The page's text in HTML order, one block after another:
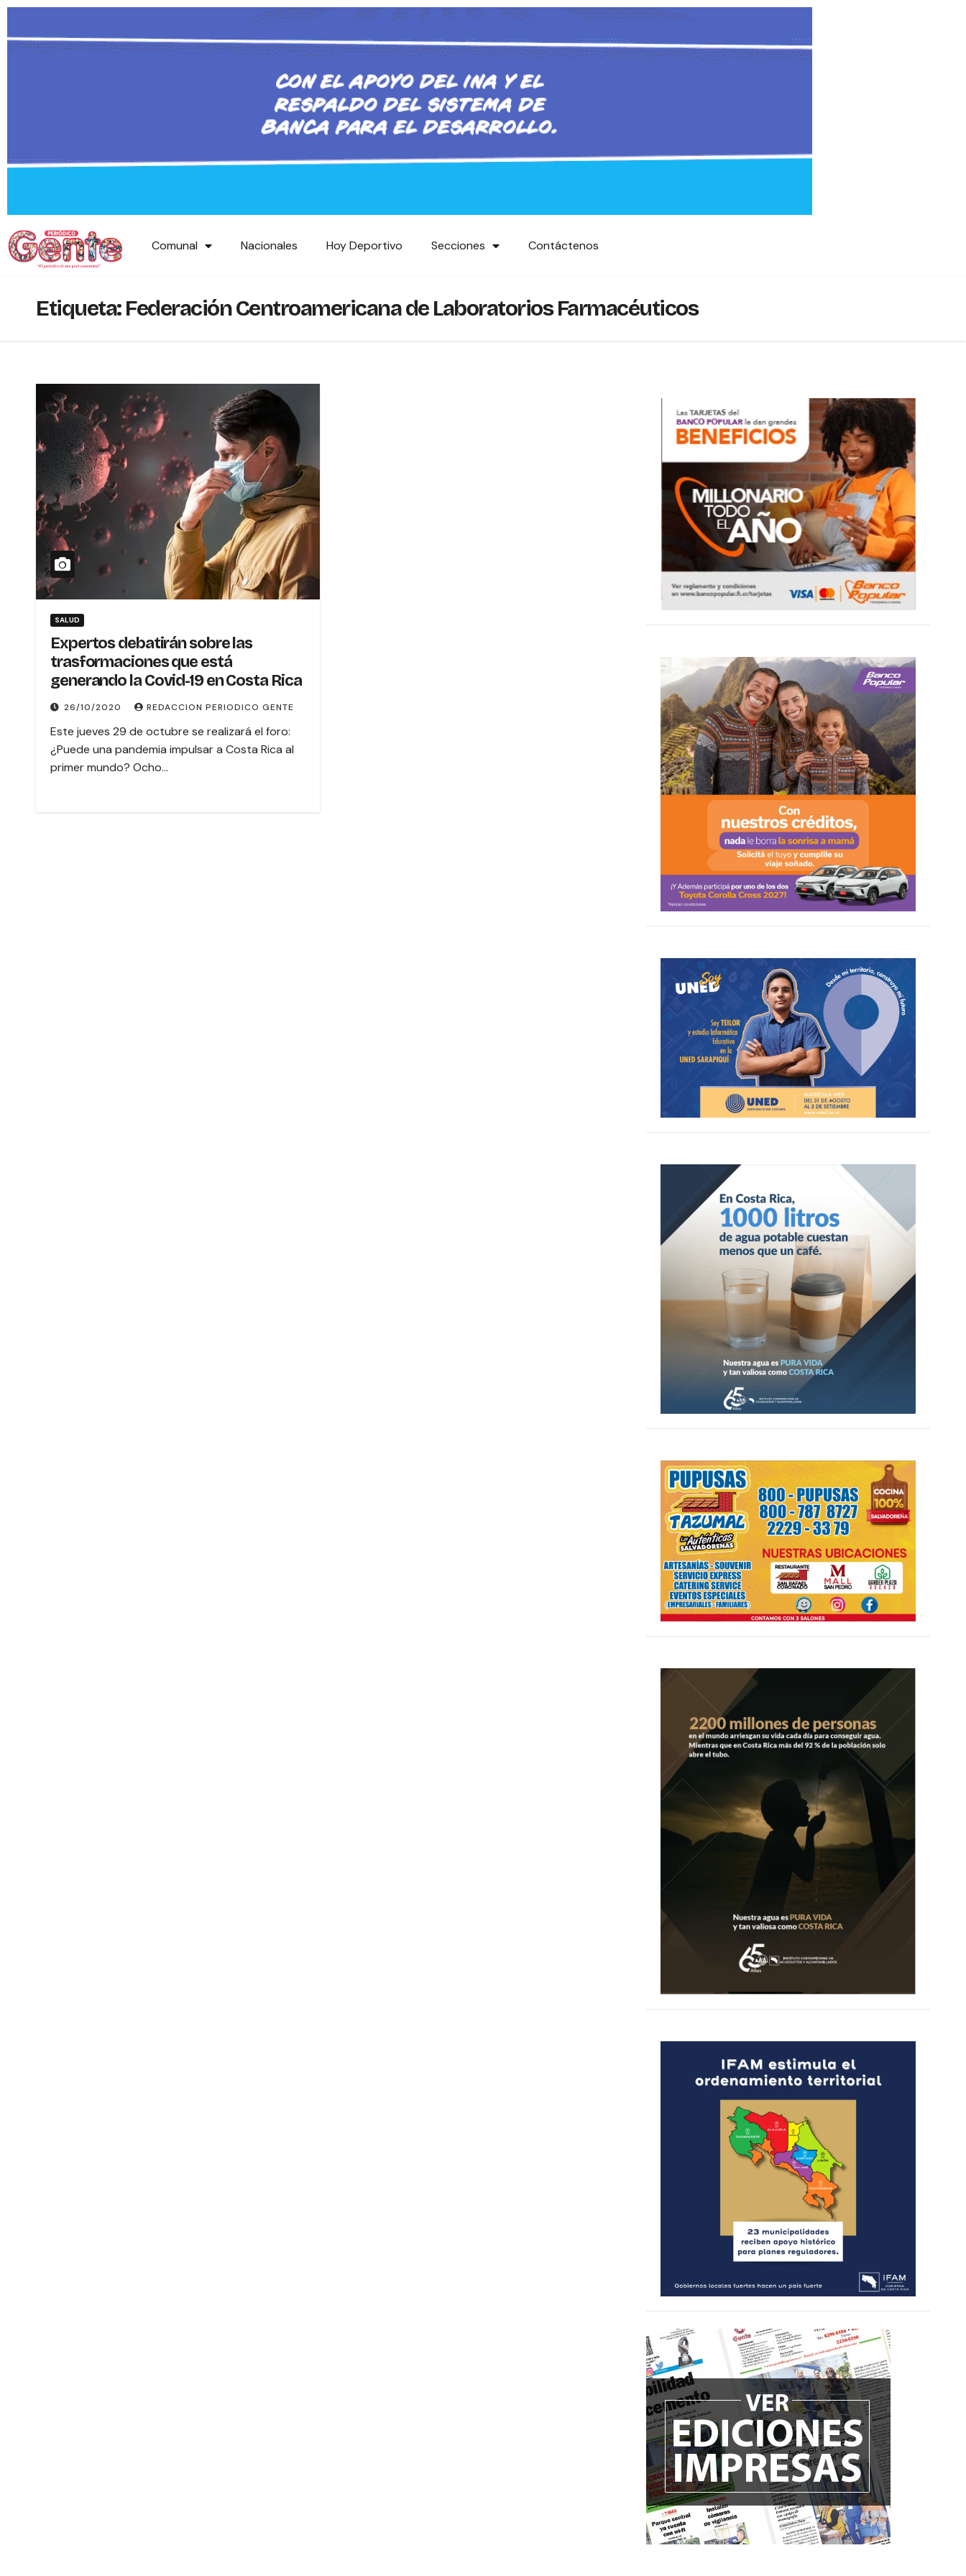
Comunal Nacionales Hoy Deportivo Secciones Contáctenos
Etiqueta:Federación Centroamericana de Laboratorios Farmacéuticos
SALUD
Expertos debatirán sobre las
trasformaciones que está
generando la Covid-19 en Costa Rica
26/10/2020 REDACCION PERIODICO GENTE
Este jueves 29 de octubre se realizará el foro:
¿Puede una pandemia impulsar a Costa Rica al
primer mundo? Ocho…